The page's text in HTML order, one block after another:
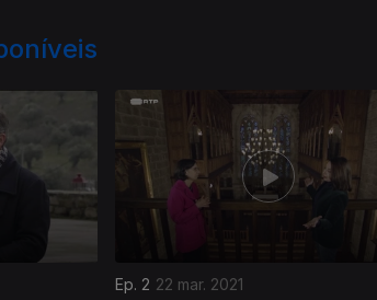
Ep. 2 22 mar. 2021